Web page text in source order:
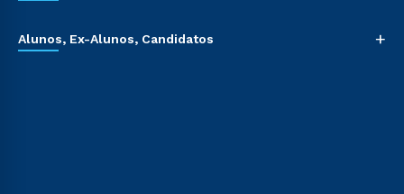
Alunos, Ex-Alunos, Candidatos +